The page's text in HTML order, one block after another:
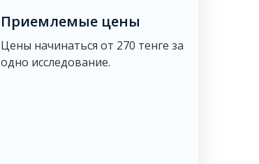
Приемлемые цены
Цены начинаться от 270 тенге за
одно исследование.